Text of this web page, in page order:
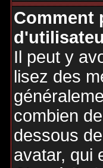
Comment
Il peut y
lisez des
combien
dessous
avatar, qui